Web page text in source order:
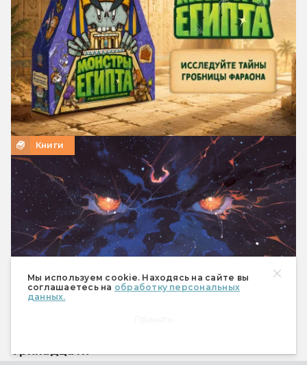
Мы используем cookie. Находясь на сайте вы
соглашаетесь на обработку персональных
данных.
Книги